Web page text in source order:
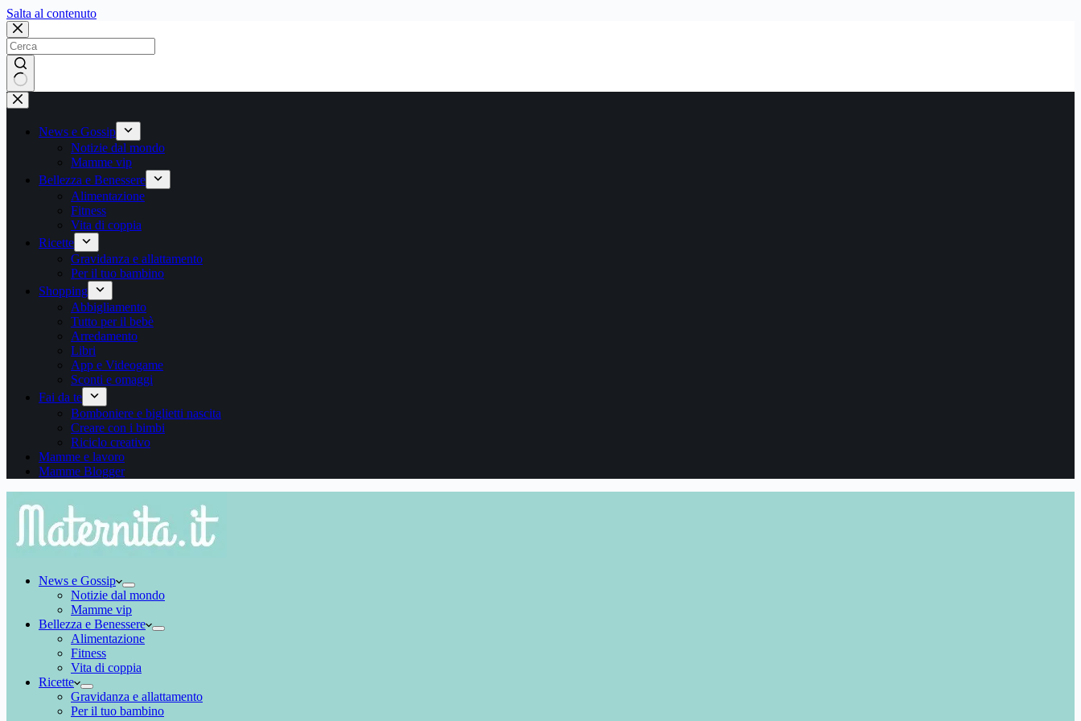
Salta al contenutoSalta
contenuto
Nessun
risultato
News e Gossip
Notizie dal mondo
Mamme vip
Bellezza e Benessere
Alimentazione
Fitness
Vita di coppia
Ricette
Gravidanza e allattamento
Per il tuo bambino
Shopping
Abbigliamento
Tutto per il bebè
Arredamento
Libri
App e Videogame
Sconti e omaggi
Fai da te
Bomboniere e biglietti nascita
Creare con i bimbi
Riciclo creativo
Mamme e lavoro
Mamme Blogger
News e Gossip
Notizie dal mondo
Mamme vip
Bellezza e Benessere
Alimentazione
Fitness
Vita di coppia
Ricette
Gravidanza e allattamento
Per il tuo bambino